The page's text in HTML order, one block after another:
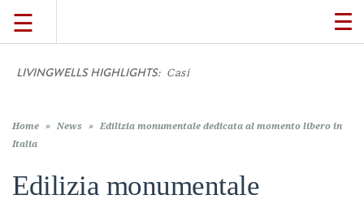
TRAVEL
LIFESTYLE
FOOD
☰
LIVINGWELLS HIGHLIGHTS: Casino On-Li
Home » News »
Edilizia monumentale dedicata al momento libero in
Italia
Edilizia monumentale